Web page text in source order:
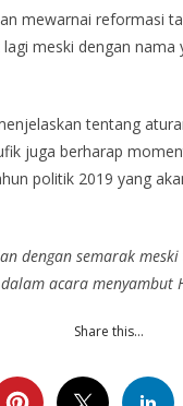
mewarnai reformasi
meski dengan nama
tentang
juga berharap
politik 2019 yang
dengan semarak
acara menyambut
Share this…